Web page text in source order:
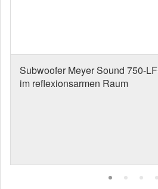
Subwoofer Meyer Sound 750-
im reflexionsarmen Raum